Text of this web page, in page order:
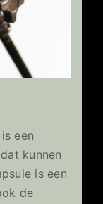
een
kunnen
is een
de